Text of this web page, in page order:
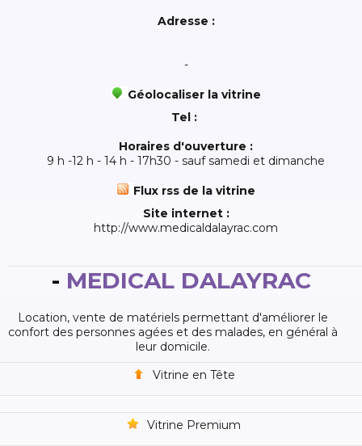
Adresse :
-
Géolocaliser la vitrine
Tel :
Horaires d'ouverture :
9 h -12 h - 14 h - 17h30 - sauf samedi et dimanche
Flux rss de la vitrine
Site internet :
http://www.medicaldalayrac.com
- MEDICAL DALAYRAC
Location, vente de matériels permettant d'améliorer le
confort des personnes agées et des malades, en général à
leur domicile.
Vitrine en Tête
Vitrine Premium